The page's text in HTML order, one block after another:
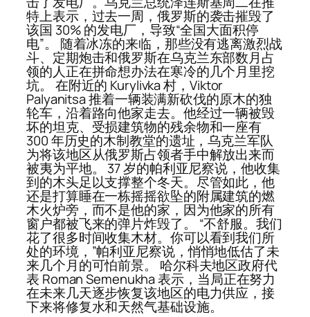
特上表示，过去一周，俄罗斯的袭击摧毁了
该国 30% 的发电厂，导致“全国大面积停
电”。 随着冰冻的来临，那些没有逃离激烈战
斗、定期炮击和俄罗斯在乌克兰东部数月占
领的人正在拼命想办法在寒冷的几个月里挖
坑。 在附近的 Kurylivka 村，Viktor
Palyanitsa 推着一辆装满新砍伐的原木的独
轮车，沿着路向他家走去。他经过一辆被毁
坏的坦克、受损建筑物的残余物和一座有
300 年历史的木制教堂的遗址，乌克兰军队
为将该地区从俄罗斯占领者手中解放出来而
被夷为平地。 37 岁的帕利亚尼察说，他收集
到的木头足以支撑整个冬天。尽管如此，他
还是打算睡在一栋摇摇欲坠的附属建筑的燃
木火炉旁，而不是他的家，因为他家的所有
窗户都被飞来的弹片炸毁了。 “不舒服。我们
花了很多时间收集木材。你可以看到我们所
处的环境，”帕利亚尼察说，悄悄地低估了未
来几个月的可怕前景。 哈尔科夫地区政府代
表 Roman Semenukha 表示，当局正在努力
在未来几天逐步恢复该地区的电力供应，接
下来将修复水和天然气基础设施。